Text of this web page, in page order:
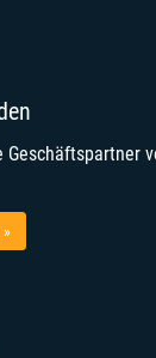
in neuem Fenster
Geschäftspartner